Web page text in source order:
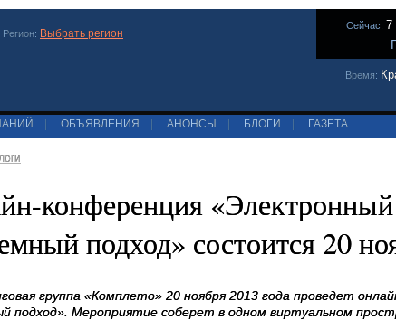
Регион: Выбрать регион
Сейчас: 7
Время:
ОБЪЯВЛЕНИЯ АНОНСЫ БЛОГИ ГАЗЕТА
конференция
подход» состоится 20
группа «Комплето» 20 ноября 2013 года проведет
подход». Мероприятие соберет в одном виртуальном